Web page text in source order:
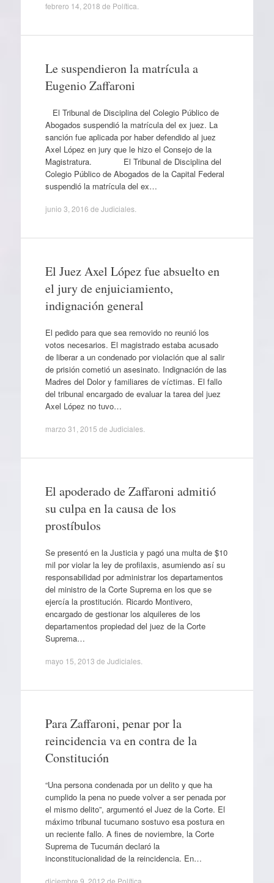
febrero 14, 2018 de Política
Le suspendieron la matrícula a
Eugenio Zaffaroni
El Tribunal de Disciplina del Colegio Público de
Abogados suspendió la matrícula del ex juez. La
sanción fue aplicada por haber defendido al juez
Axel López en jury que le hizo el Consejo de la
Magistratura. El Tribunal de Disciplina del
Colegio Público de Abogados de la Capital Federal
suspendió la matrícula del ex…
junio 3, 2016 de Judiciales.
El Juez Axel López fue absuelto en
el jury de enjuiciamiento,
indignación general
El pedido para que sea removido no reunió los
votos necesarios. El magistrado estaba acusado
de liberar a un condenado por violación que al salir
de prisión cometió un asesinato. Indignación de las
Madres del Dolor y familiares de víctimas. El fallo
del tribunal encargado de evaluar la tarea del juez
Axel López no tuvo…
marzo 31, 2015 de Judiciales.
El apoderado de Zaffaroni admitió
su culpa en la causa de los
prostíbulos
Se presentó en la Justicia y pagó una multa de $10
mil por violar la ley de profilaxis, asumiendo así su
responsabilidad por administrar los departamentos
del ministro de la Corte Suprema en los que se
ejercía la prostitución. Ricardo Montivero,
encargado de gestionar los alquileres de los
departamentos propiedad del juez de la Corte
Suprema…
mayo 15, 2013 de Judiciales.
Para Zaffaroni, penar por la
reincidencia va en contra de la
Constitución
“Una persona condenada por un delito y que ha
cumplido la pena no puede volver a ser penada por
el mismo delito”, argumentó el Juez de la Corte. El
máximo tribunal tucumano sostuvo esa postura en
un reciente fallo. A fines de noviembre, la Corte
Suprema de Tucumán declaró la
inconstitucionalidad de la reincidencia. En…
diciembre 9, 2012 de Política